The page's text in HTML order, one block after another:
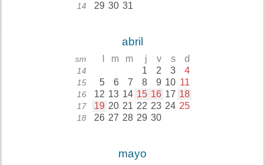
14 29 30 31
abril
sm m m j v s d
14 1 2 3 4
15 5 6 7 8 9 10 11
16 12 13 14 15 16 17 18
17 19 20 21 22 23 24 25
18 26 27 28 29 30
mayo